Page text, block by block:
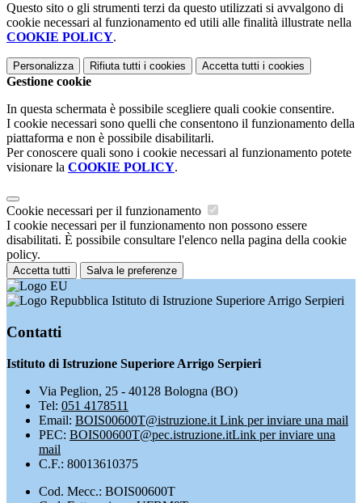
Questo sito o gli strumenti terzi da questo utilizzati si avvalgono di
cookie necessari al funzionamento ed utili alle finalità illustrate nella
COOKIE POLICY.
Personalizza Rifiuta tutti i cookies Accetta tutti i cookies
Gestione cookie
In questa schermata è possibile scegliere quali cookie consentire.
I cookie necessari sono quelli che consentono il funzionamento della
piattaforma e non è possibile disabilitarli.
Per conoscere quali sono i cookie necessari al funzionamento potete
visionare la COOKIE POLICY.
Cookie necessari per il funzionamento
I cookie necessari per il funzionamento non possono essere
disabilitati. È possibile consultare l'elenco nella pagina della cookie
policy.
Accetta tutti Salva le preferenze
Istituto di Istruzione Superiore Arrigo Serpieri
Contatti
Istituto di Istruzione Superiore Arrigo Serpieri
Via Peglion, 25 - 40128 Bologna (BO)
Tel: 051 4178511
Email: BOIS00600T@istruzione.it Link per inviare una mail
PEC: BOIS00600T@pec.istruzione.itLink per inviare una
mail
C.F.: 80013610375
Cod. Mecc.: BOIS00600T